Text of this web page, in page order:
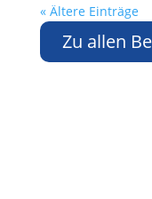
« Ältere Einträge
Zu allen